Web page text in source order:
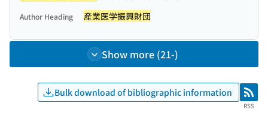
Author Heading 産業医学振興財団
Show more (21-)
Bulk download of bibliographic information RSS
RSS